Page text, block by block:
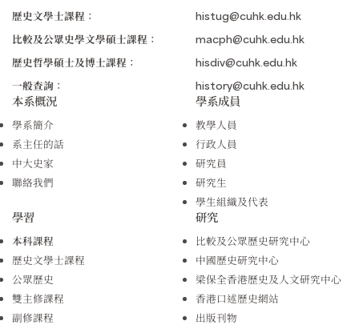
歷史文學士課程：
histug@cuhk.edu.hk
比較及公眾史學文學碩士課程：
macph@cuhk.edu.hk
歷史哲學碩士及博士課程：
hisdiv@cuhk.edu.hk
一般查詢：
history@cuhk.edu.hk
本系概況
學系簡介
系主任的話
中大史家
聯絡我們
學系成員
教學人員
行政人員
研究員
研究生
學生組織及代表
學習
本科課程
歷史文學士課程
公眾歷史
雙主修課程
副修課程
研究
比較及公眾歷史研究中心
中國歷史研究中心
梁保全香港歷史及人文研究中心
香港口述歷史網站
出版刊物